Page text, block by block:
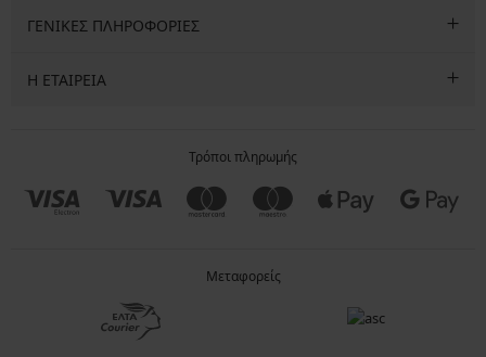
ΓΕΝΙΚΕΣ ΠΛΗΡΟΦΟΡΙΕΣ
Η ΕΤΑΙΡΕΙΑ
Τρόποι πληρωμής
Μεταφορείς